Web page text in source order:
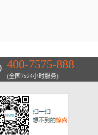
400-7575-888
(全国7x24小时服务)